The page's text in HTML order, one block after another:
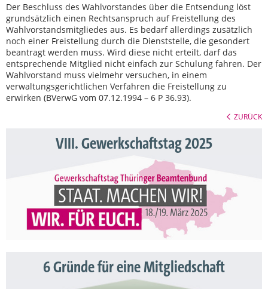
Der Beschluss des Wahlvorstandes über die Entsendung löst
grundsätzlich einen Rechtsanspruch auf Freistellung des
Wahlvorstandsmitgliedes aus. Es bedarf allerdings zusätzlich
noch einer Freistellung durch die Dienststelle, die gesondert
beantragt werden muss. Wird diese nicht erteilt, darf das
entsprechende Mitglied nicht einfach zur Schulung fahren. Der
Wahlvorstand muss vielmehr versuchen, in einem
verwaltungsgerichtlichen Verfahren die Freistellung zu
erwirken (BVerwG vom 07.12.1994 – 6 P 36.93).
ZURÜCK
VIII. Gewerkschaftstag 2025
6 Gründe für eine Mitgliedschaft